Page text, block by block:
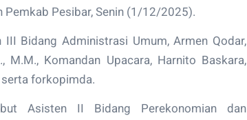
Pemkab Pesibar, Senin (1/12/2025).
Bidang Administrasi Umum, Armen Qodar,
M.M., Komandan Upacara, Harnito Baskara,
serta forkopimda.
Asisten II Bidang Perekonomian dan